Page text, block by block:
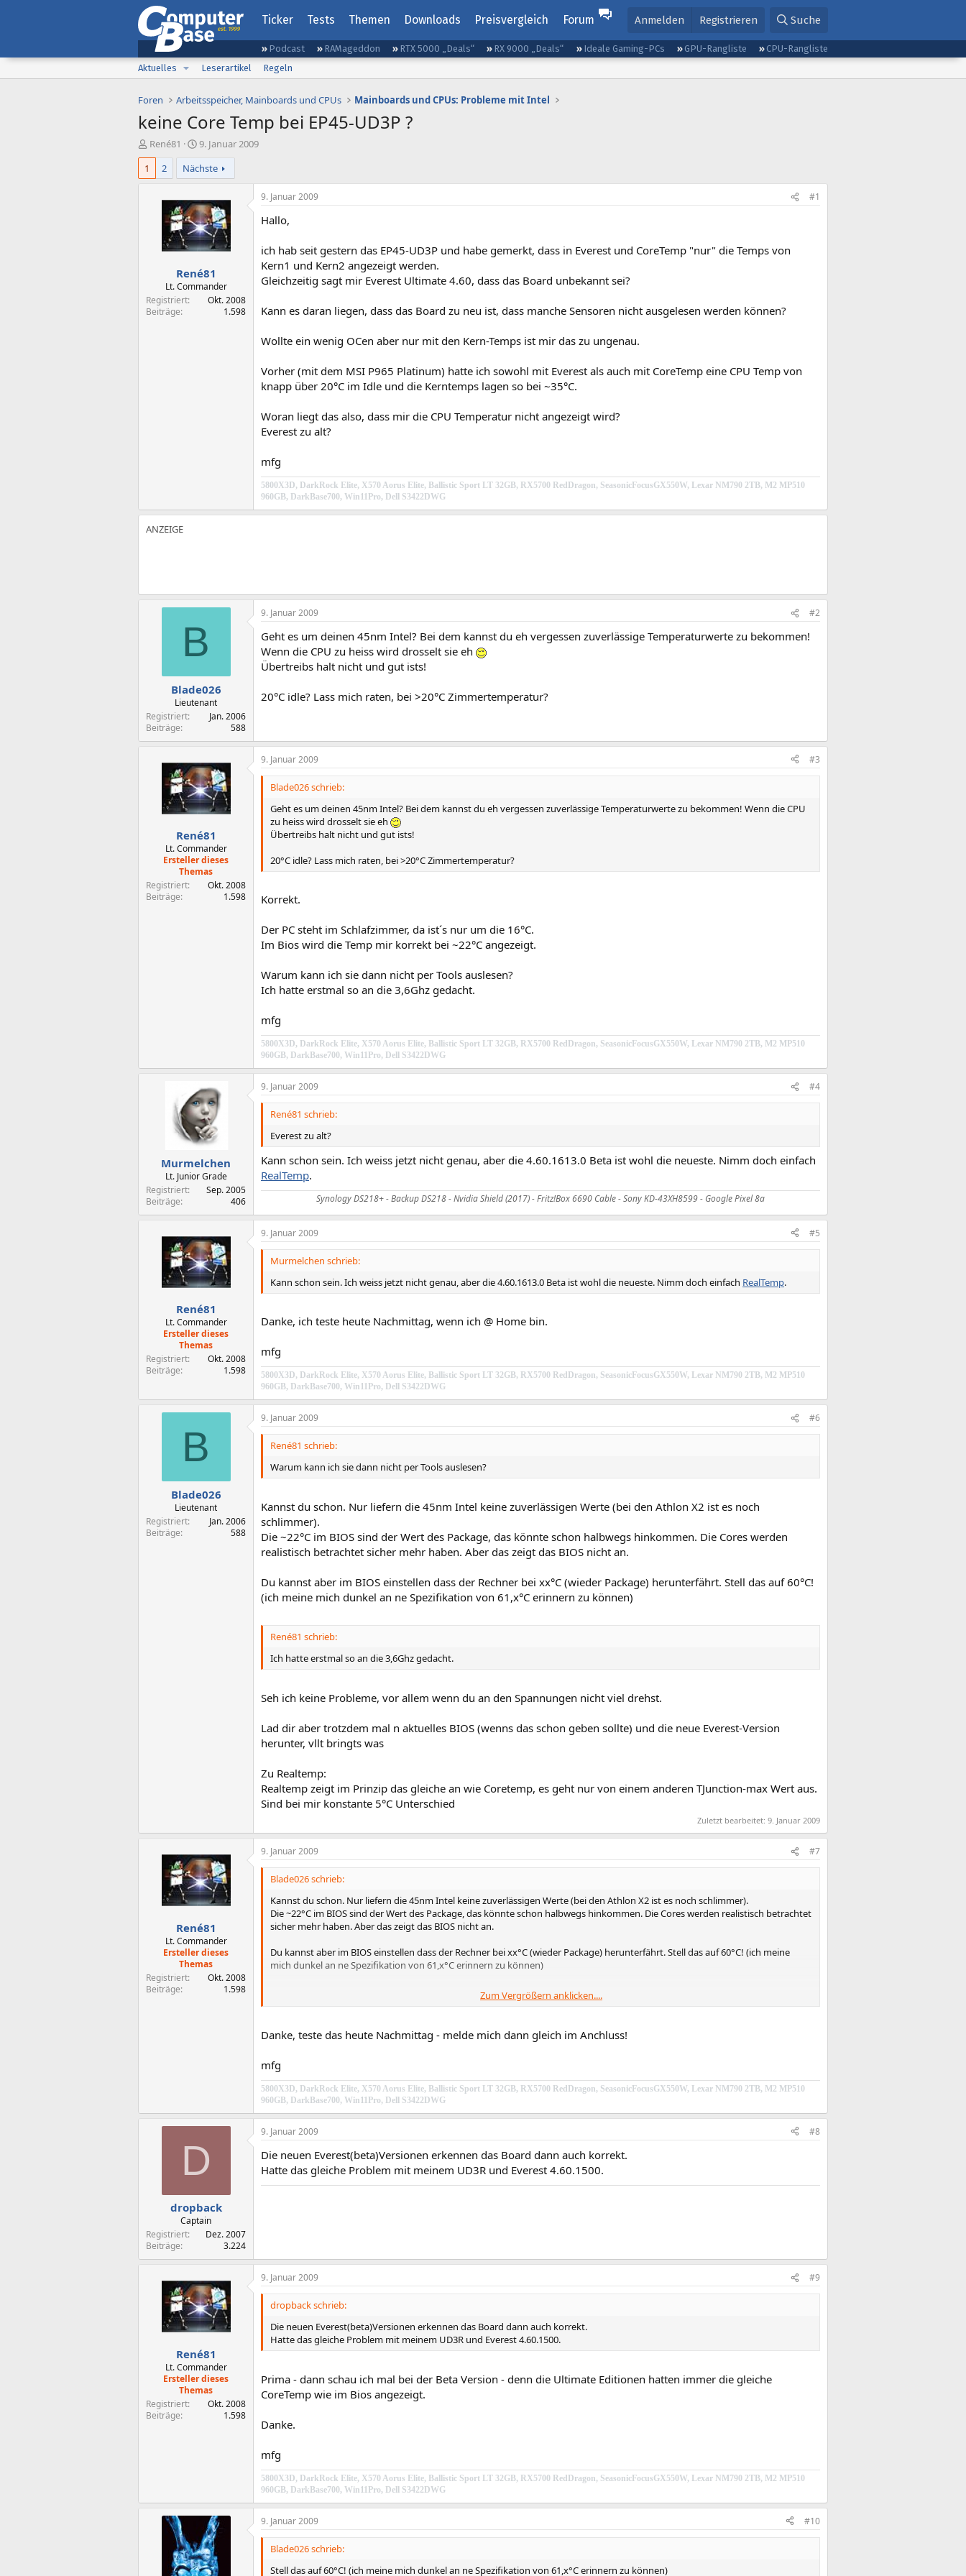
Ticker Tests Themen Downloads Preisvergleich Forum Anmelden Registrieren Suche
Podcast RAMageddon RTX 5000 „Deals“ RX 9000 „Deals“ Ideale Gaming-PCs GPU-Rangliste
CPU-Rangliste
Aktuelles
Leserartikel Regeln
Foren Arbeitsspeicher, Mainboards und CPUs Mainboards und CPUs: Probleme mit Intel
keine Core Temp bei EP45-UD3P ?
E
r
t
René81
E
r
s
t
l
l
t
a
9. Januar 2009
1
2 Nächste
René81
Lt. Commander
Registriert
Okt. 2008
Beiträge
1.598
9. Januar 2009 #1
Hallo,
ich hab seit gestern das EP45-UD3P und habe gemerkt, dass in Everest und CoreTemp "nur" die Temps von
Kern1 und Kern2 angezeigt werden.
Gleichzeitig sagt mir Everest Ultimate 4.60, dass das Board unbekannt sei?
Kann es daran liegen, dass das Board zu neu ist, dass manche Sensoren nicht ausgelesen werden können?
Wollte ein wenig OCen aber nur mit den Kern-Temps ist mir das zu ungenau.
Vorher (mit dem MSI P965 Platinum) hatte ich sowohl mit Everest als auch mit CoreTemp eine CPU Temp von
knapp über 20°C im Idle und die Kerntemps lagen so bei ~35°C.
Woran liegt das also, dass mir die CPU Temperatur nicht angezeigt wird?
Everest zu alt?
mfg
5800X3D, DarkRock Elite, X570 Aorus Elite, Ballistic Sport LT 32GB, RX5700 RedDragon, SeasonicFocusGX550W, Lexar NM790 2TB, M2 MP510
960GB, DarkBase700, Win11Pro, Dell S3422DWG
B
Blade026
Lieutenant
Registriert
Jan. 2006
Beiträge
588
9. Januar 2009 #2
Geht es um deinen 45nm Intel? Bei dem kannst du eh vergessen zuverlässige Temperaturwerte zu bekommen!
Wenn die CPU zu heiss wird drosselt sie eh
Übertreibs halt nicht und gut ists!
20°C idle? Lass mich raten, bei >20°C Zimmertemperatur?
René81
Lt. Commander
Ersteller dieses
Themas
Registriert
Okt. 2008
Beiträge
1.598
9. Januar 2009 #3
Blade026 schrieb:
Geht es um deinen 45nm Intel? Bei dem kannst du eh vergessen zuverlässige Temperaturwerte zu bekommen! Wenn die CPU
zu heiss wird drosselt sie eh
Übertreibs halt nicht und gut ists!
20°C idle? Lass mich raten, bei >20°C Zimmertemperatur?
Korrekt.
Der PC steht im Schlafzimmer, da ist´s nur um die 16°C.
Im Bios wird die Temp mir korrekt bei ~22°C angezeigt.
Warum kann ich sie dann nicht per Tools auslesen?
Ich hatte erstmal so an die 3,6Ghz gedacht.
mfg
5800X3D, DarkRock Elite, X570 Aorus Elite, Ballistic Sport LT 32GB, RX5700 RedDragon, SeasonicFocusGX550W, Lexar NM790 2TB, M2 MP510
960GB, DarkBase700, Win11Pro, Dell S3422DWG
Murmelchen
Lt. Junior Grade
Registriert
Sep. 2005
Beiträge
406
9. Januar 2009 #4
René81 schrieb:
Everest zu alt?
Kann schon sein. Ich weiss jetzt nicht genau, aber die 4.60.1613.0 Beta ist wohl die neueste. Nimm doch einfach
RealTemp.
Synology DS218+ - Backup DS218 - Nvidia Shield (2017) - Fritz!Box 6690 Cable - Sony KD-43XH8599 - Google Pixel 8a
René81
Lt. Commander
Ersteller dieses
Themas
Registriert
Okt. 2008
Beiträge
1.598
9. Januar 2009 #5
Murmelchen schrieb:
Kann schon sein. Ich weiss jetzt nicht genau, aber die 4.60.1613.0 Beta ist wohl die neueste. Nimm doch einfach RealTemp.
Danke, ich teste heute Nachmittag, wenn ich @ Home bin.
mfg
5800X3D, DarkRock Elite, X570 Aorus Elite, Ballistic Sport LT 32GB, RX5700 RedDragon, SeasonicFocusGX550W, Lexar NM790 2TB, M2 MP510
960GB, DarkBase700, Win11Pro, Dell S3422DWG
B
Blade026
Lieutenant
Registriert
Jan. 2006
Beiträge
588
9. Januar 2009 #6
René81 schrieb:
Warum kann ich sie dann nicht per Tools auslesen?
Kannst du schon. Nur liefern die 45nm Intel keine zuverlässigen Werte (bei den Athlon X2 ist es noch
schlimmer).
Die ~22°C im BIOS sind der Wert des Package, das könnte schon halbwegs hinkommen. Die Cores werden
realistisch betrachtet sicher mehr haben. Aber das zeigt das BIOS nicht an.
Du kannst aber im BIOS einstellen dass der Rechner bei xx°C (wieder Package) herunterfährt. Stell das auf 60°C!
(ich meine mich dunkel an ne Spezifikation von 61,x°C erinnern zu können)
René81 schrieb:
Ich hatte erstmal so an die 3,6Ghz gedacht.
Seh ich keine Probleme, vor allem wenn du an den Spannungen nicht viel drehst.
Lad dir aber trotzdem mal n aktuelles BIOS (wenns das schon geben sollte) und die neue Everest-Version
herunter, vllt bringts was
Zu Realtemp:
Realtemp zeigt im Prinzip das gleiche an wie Coretemp, es geht nur von einem anderen TJunction-max Wert aus.
Sind bei mir konstante 5°C Unterschied
Zuletzt bearbeitet: 9. Januar 2009
René81
Lt. Commander
Ersteller dieses
Themas
Registriert
Okt. 2008
Beiträge
1.598
9. Januar 2009 #7
Blade026 schrieb:
Kannst du schon. Nur liefern die 45nm Intel keine zuverlässigen Werte (bei den Athlon X2 ist es noch schlimmer).
Die ~22°C im BIOS sind der Wert des Package, das könnte schon halbwegs hinkommen. Die Cores werden realistisch betrachtet
sicher mehr haben. Aber das zeigt das BIOS nicht an.
Du kannst aber im BIOS einstellen dass der Rechner bei xx°C (wieder Package) herunterfährt. Stell das auf 60°C! (ich meine
mich dunkel an ne Spezifikation von 61,x°C erinnern zu können)
Lad dir aber trotzdem mal n aktuelles BIOS (wenns das schon geben sollte) und die neue Everest-Version herunter, vllt bringts
Zum Vergrößern anklicken....
Danke, teste das heute Nachmittag - melde mich dann gleich im Anchluss!
mfg
5800X3D, DarkRock Elite, X570 Aorus Elite, Ballistic Sport LT 32GB, RX5700 RedDragon, SeasonicFocusGX550W, Lexar NM790 2TB, M2 MP510
960GB, DarkBase700, Win11Pro, Dell S3422DWG
D
dropback
Captain
Registriert
Dez. 2007
Beiträge
3.224
9. Januar 2009 #8
Die neuen Everest(beta)Versionen erkennen das Board dann auch korrekt.
Hatte das gleiche Problem mit meinem UD3R und Everest 4.60.1500.
René81
Lt. Commander
Ersteller dieses
Themas
Registriert
Okt. 2008
Beiträge
1.598
9. Januar 2009 #9
dropback schrieb:
Die neuen Everest(beta)Versionen erkennen das Board dann auch korrekt.
Hatte das gleiche Problem mit meinem UD3R und Everest 4.60.1500.
Prima - dann schau ich mal bei der Beta Version - denn die Ultimate Editionen hatten immer die gleiche
CoreTemp wie im Bios angezeigt.
Danke.
mfg
5800X3D, DarkRock Elite, X570 Aorus Elite, Ballistic Sport LT 32GB, RX5700 RedDragon, SeasonicFocusGX550W, Lexar NM790 2TB, M2 MP510
960GB, DarkBase700, Win11Pro, Dell S3422DWG
9. Januar 2009 #10
Blade026 schrieb:
Stell das auf 60°C! (ich meine mich dunkel an ne Spezifikation von 61,x°C erinnern zu können)